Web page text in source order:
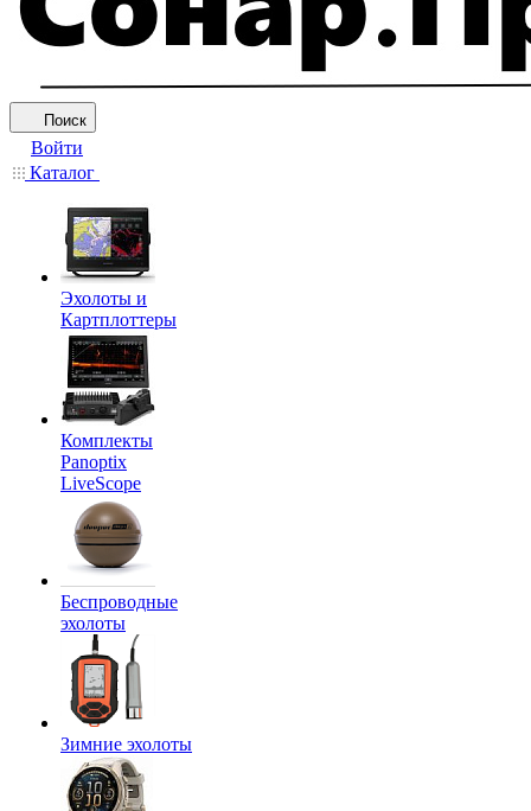
Поиск
Войти
Каталог
Эхолоты и
Картплоттеры
Комплекты
Panoptix
LiveScope
Беспроводные
эхолоты
Зимние эхолоты